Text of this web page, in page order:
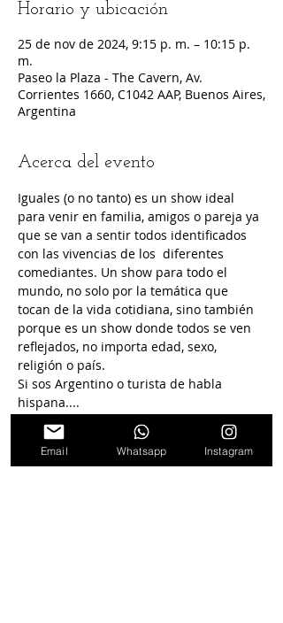
Horario y ubicación
25 de nov de 2024, 9:15 p. m. – 10:15 p.
m.
Paseo la Plaza - The Cavern, Av.
Corrientes 1660, C1042 AAP, Buenos Aires,
Argentina
Acerca del evento
Iguales (o no tanto) es un show ideal
para venir en familia, amigos o pareja ya
que se van a sentir todos identificados
con las vivencias de los  diferentes
comediantes. Un show para todo el
mundo, no solo por la temática que
tocan de la vida cotidiana, sino también
porque es un show donde todos se ven
reflejados, no importa edad, sexo,
religión o país.
Si sos Argentino o turista de habla
hispana....
No vas a parar de reirte.
@sury.comediante
@andresstandup
Email Whatsapp Instagram